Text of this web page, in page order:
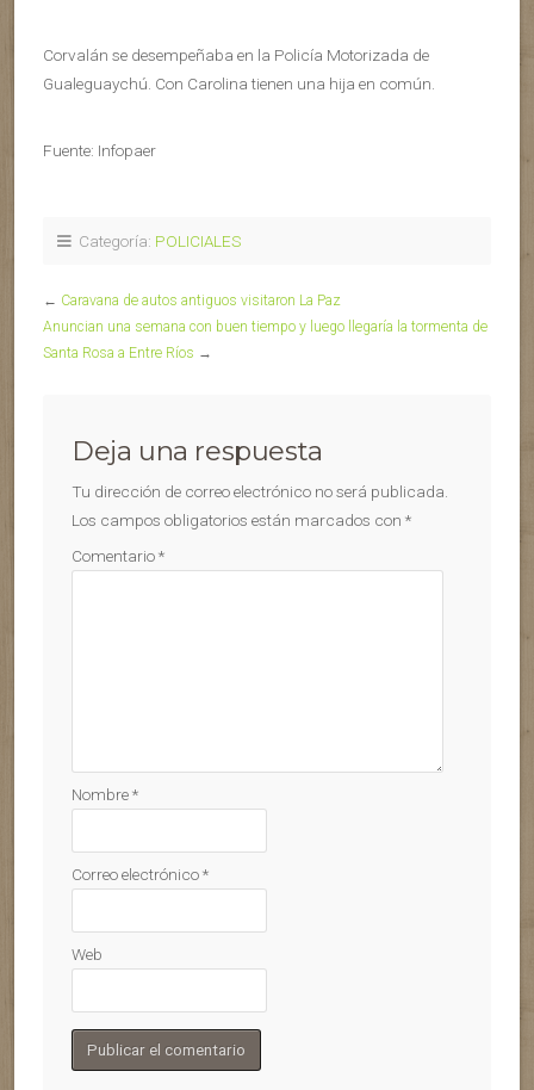
Corvalán se desempeñaba en la Policía Motorizada de
Gualeguaychú. Con Carolina tienen una hija en común.
Fuente: Infopaer
Categoría: POLICIALES
← Caravana de autos antiguos visitaron La Paz
Anuncian una semana con buen tiempo y luego llegaría la tormenta de
Santa Rosa a Entre Ríos →
Deja una respuesta
Tu dirección de correo electrónico no será publicada.
Los campos obligatorios están marcados con *
Comentario*
Nombre*
Correo electrónico*
Web